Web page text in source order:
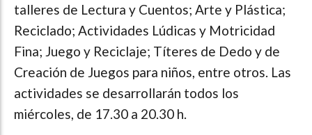
talleres de Lectura y Cuentos; Arte y Plástica;
Reciclado; Actividades Lúdicas y Motricidad
Fina; Juego y Reciclaje; Títeres de Dedo y de
Creación de Juegos para niños, entre otros. Las
actividades se desarrollarán todos los
miércoles, de 17.30 a 20.30 h.